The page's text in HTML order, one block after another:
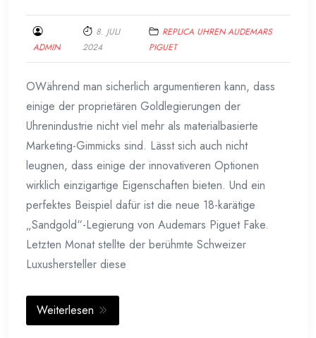
ADMIN
8. JULI
2024
REPLICA UHREN AUDEMARS
PIGUET
OWährend man sicherlich argumentieren kann, dass
einige der proprietären Goldlegierungen der
Uhrenindustrie nicht viel mehr als materialbasierte
Marketing-Gimmicks sind. Lässt sich auch nicht
leugnen, dass einige der innovativeren Optionen
wirklich einzigartige Eigenschaften bieten. Und ein
perfektes Beispiel dafür ist die neue 18-karätige
„Sandgold“-Legierung von Audemars Piguet Fake.
Letzten Monat stellte der berühmte Schweizer
Luxushersteller diese
Weiterlesen